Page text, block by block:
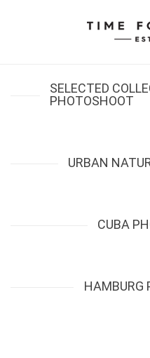
SELECTED
PHOTOSHOOT
URBAN
CUBA
HAMBURG